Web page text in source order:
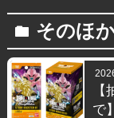
folder そのほ
で